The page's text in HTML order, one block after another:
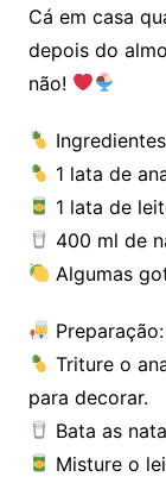
Cá em casa
depois do
não!
1 lata de
1 lata de
400 ml de
Algumas
Preparação:
Triture o
para decorar.
Bata as
Misture o